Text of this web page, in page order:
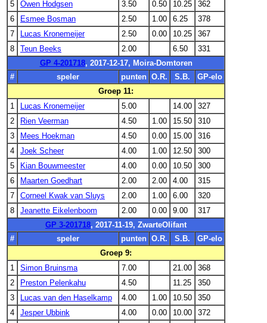
5
Owen Hodgsen 3.50 0.50 10.25
362
6
Esmee Bosman 2.50 1.00 6.25
378
7
Lucas Kronemeijer 2.50 0.00 10.25
367
8
Teun Beeks 2.00 6.50
331
GP 4-201718, 2017-12-17, Moira-Domtoren
#
speler punten O.R. S.B.
GP-elo
Groep 11:
1
Lucas Kronemeijer 5.00 14.00
327
2
Rien Veerman 4.50 1.00 15.50
310
3
Mees Hoekman 4.50 0.00 15.00
316
4
Joek Scheer 4.00 1.00 12.50
300
5
Kian Bouwmeester 4.00 0.00 10.50
300
6
Maarten Goedhart 2.00 2.00 4.00
315
7
Corneel Kwak van Sluys 2.00 1.00 6.00
320
8
Jeanette Eikelenboom 2.00 0.00 9.00
317
GP 3-201718, 2017-11-19, ZwarteOlifant
#
speler punten O.R. S.B.
GP-elo
Groep 9:
1
Simon Bruinsma 7.00 21.00
368
2
Preston Pelenkahu 4.50 11.25
350
3
Lucas van den Haselkamp 4.00 1.00 10.50
350
4
Jesper Ubbink 4.00 0.00 10.00 372